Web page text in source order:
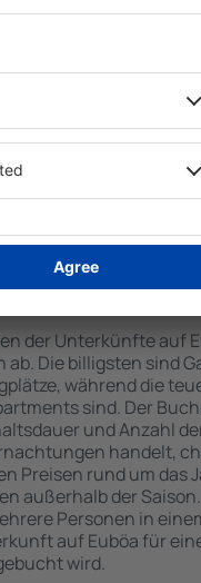
ausgewählten
Küchenzeile,
Handtücher
verfügbar sind.
an der Unterkunft
bestellen oder ein
Sie können
den Gästen
kostet eine
der Unterkünfte auf
ab. Die billigsten sind
während die
sind. Der
und Anzahl
handelt,
Preisen rund um das
außerhalb der
Personen in
auf Euböa für
wird.